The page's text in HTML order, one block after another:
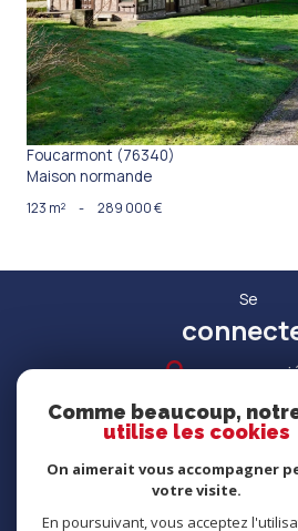
Foucarmont (76340)
Maison normande
123 m² - 289 000 €
Se
espace
Comme beaucoup,
utilise les cookies
On aimerait vous accompagner
votre visite.
En poursuivant, vous acceptez